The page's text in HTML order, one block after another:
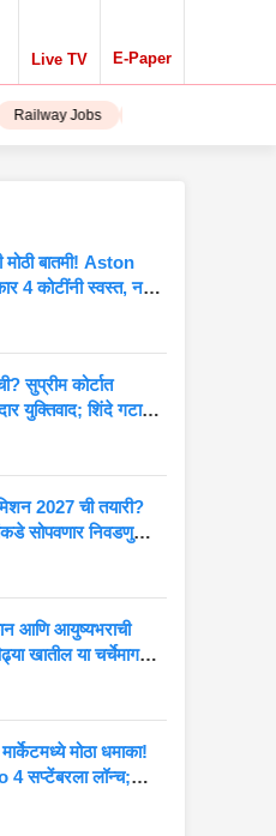
Live TV E-Paper
Jobs iPhone 15
मोठी बातमी! Aston
4 कोटींनी स्वस्त, नवीन
धक्का
सुप्रीम कोर्टात
युक्तिवाद; शिंदे गटाच्या
मिशन 2027 ची तयारी?
सोपवणार निवडणुकीची
आणि आयुष्यभराची
खातील या चर्चेमागचं
मोठा धमाका!
सप्टेंबरला लॉन्च;
ला देणार थेट